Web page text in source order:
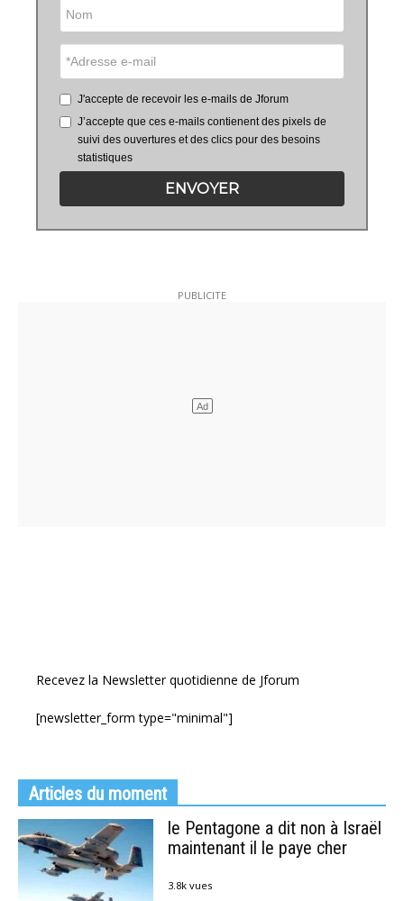
J'accepte de recevoir les e-mails de Jforum
J’accepte que ces e-mails contienent des pixels de
suivi des ouvertures et des clics pour des besoins
statistiques
ENVOYER
Recevez la Newsletter quotidienne de Jforum
[newsletter_form type="minimal"]
Articles du moment
le Pentagone a dit non à Israël
maintenant il le paye cher
3.8k vues